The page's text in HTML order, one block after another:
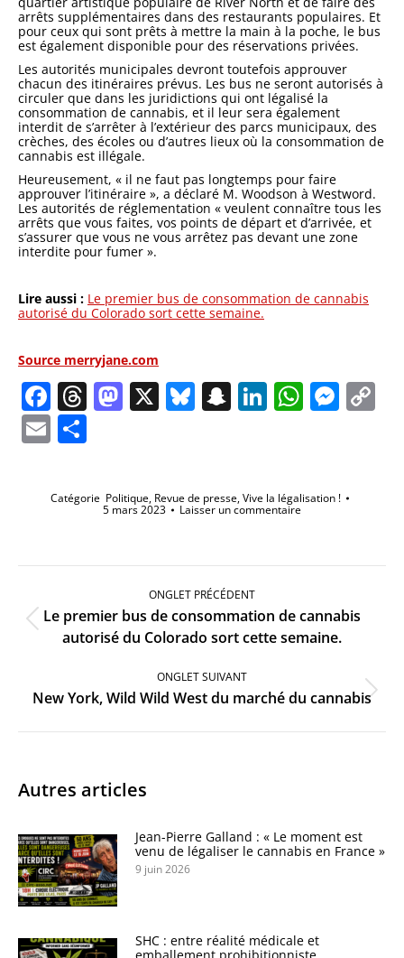
arrêts supplémentaires dans des restaurants populaires. Et
pour ceux qui sont prêts à mettre la main à la poche, le bus
est également disponible pour des réservations privées.
Les autorités municipales devront toutefois approuver
chacun des itinéraires prévus. Les bus ne seront autorisés à
circuler que dans les juridictions qui ont légalisé la
consommation de cannabis, et il leur sera également
interdit de s’arrêter à l’extérieur des parcs municipaux, des
crèches, des écoles ou d’autres lieux où la consommation de
cannabis est illégale.
Heureusement, « il ne faut pas longtemps pour faire
approuver l’itinéraire », a déclaré M. Woodson à Westword.
Les autorités de réglementation « veulent connaître tous les
arrêts que vous faites, vos points de départ et d’arrivée, et
s’assurer que vous ne vous arrêtez pas devant une zone
interdite pour fumer ».
Lire aussi : Le premier bus de consommation de cannabis
autorisé du Colorado sort cette semaine.
Source merryjane.com
Facebook
Threads
Mastodon
X Bluesky
Snapchat
LinkedIn
Email
Catégorie Politique, Revue de presse,Vive la légalisation !
5 mars 2023 Laisser un commentaire
Navigation
ONGLET PRÉCÉDENT
Onglet
précédent
Le premier bus de consommation de cannabis
autorisé du Colorado sort cette semaine.
ONGLET SUIVANT
Onglet
New York, Wild Wild West du marché du cannabis
Autres articles
Jean-Pierre Galland : « Le moment est
venu de légaliser le cannabis en France »
9 juin 2026
SHC : entre réalité médicale et